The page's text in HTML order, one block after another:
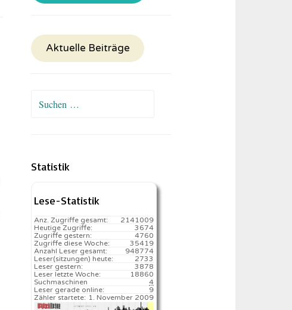
Aktuelle Beiträge
Suchen
Statistik
Lese-Statistik
2141009
Anz. Zugriffe gesamt:
3674
Heutige Zugriffe:
4760
Zugriffe gestern:
35419
Zugriffe diese Woche:
948774
Anzahl Leser gesamt:
2733️
Leser(sitzungen) heute:
3878
Leser gestern:
18860️
Leser letzte Woche:
4
Suchmaschinen
9
Leser gerade online:
1. November 2009
Zähler startete: